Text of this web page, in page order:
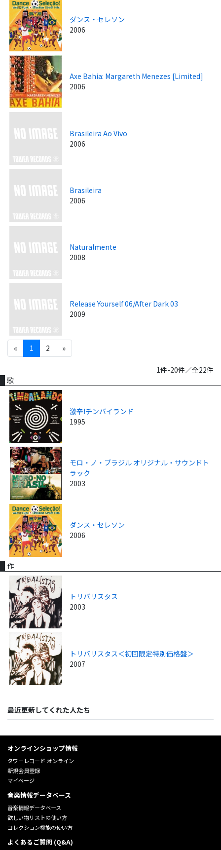
ダンス・セレソン
2006
Axe Bahia: Margareth Menezes [Limited]
2006
Brasileira Ao Vivo
2006
Brasileira
2006
Naturalmente
2008
Release Yourself 06/After Dark 03
2009
« 1 2 »
1件-20件／全22件
歌
激辛!チンバイランド
1995
モロ・ノ・ブラジル オリジナル・サウンドト
ラック
2003
ダンス・セレソン
2006
作
トリバリスタス
2003
トリバリスタス＜初回限定特別価格盤＞
2007
最近更新してくれた人たち
オンラインショップ情報
タワーレコード オンライン
新規会員登録
マイページ
音楽情報データベース
音楽情報データベース
欲しい物リストの使い方
コレクション機能の使い方
よくあるご質問 (Q&A)